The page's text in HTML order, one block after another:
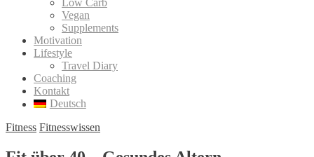
Low Carb
Vegan
Supplements
Motivation
Lifestyle
Travel Diary
Coaching
Kontakt
Deutsch
Fitness Fitnesswissen